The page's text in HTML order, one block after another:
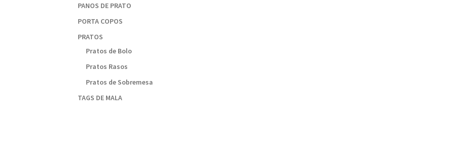
PANOS DE PRATO
PORTA COPOS
PRATOS
Pratos de Bolo
Pratos Rasos
Pratos de Sobremesa
TAGS DE MALA